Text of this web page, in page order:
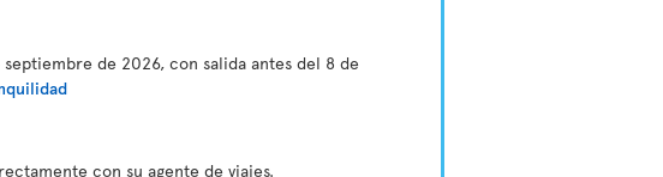
de 2026, con salida antes del 8 de
con su agente de viajes.